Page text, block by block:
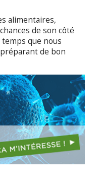
alimentaires,
de son côté
que nous
de bon